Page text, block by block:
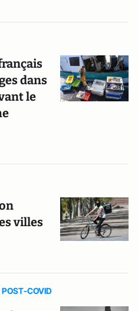
dans
le
villes
POST-COVID